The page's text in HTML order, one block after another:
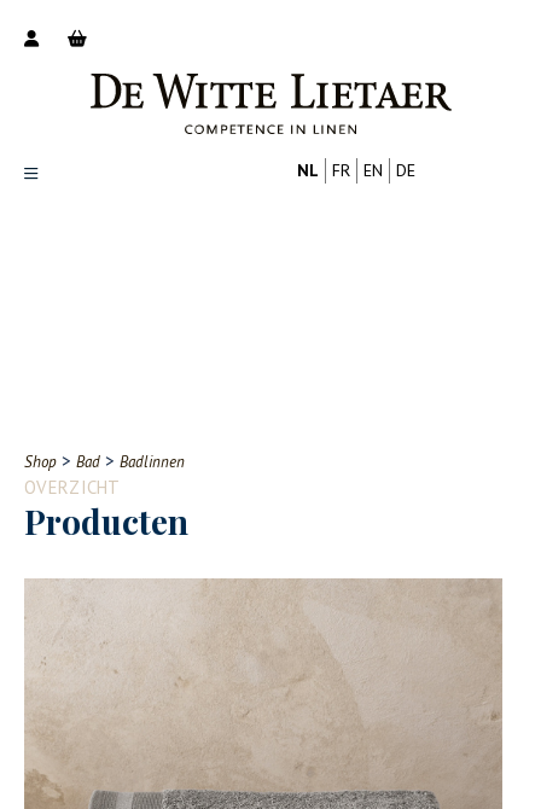
Contact
NL FR EN DE
Shop > Bad > Badlinnen
OVERZICHT
Producten